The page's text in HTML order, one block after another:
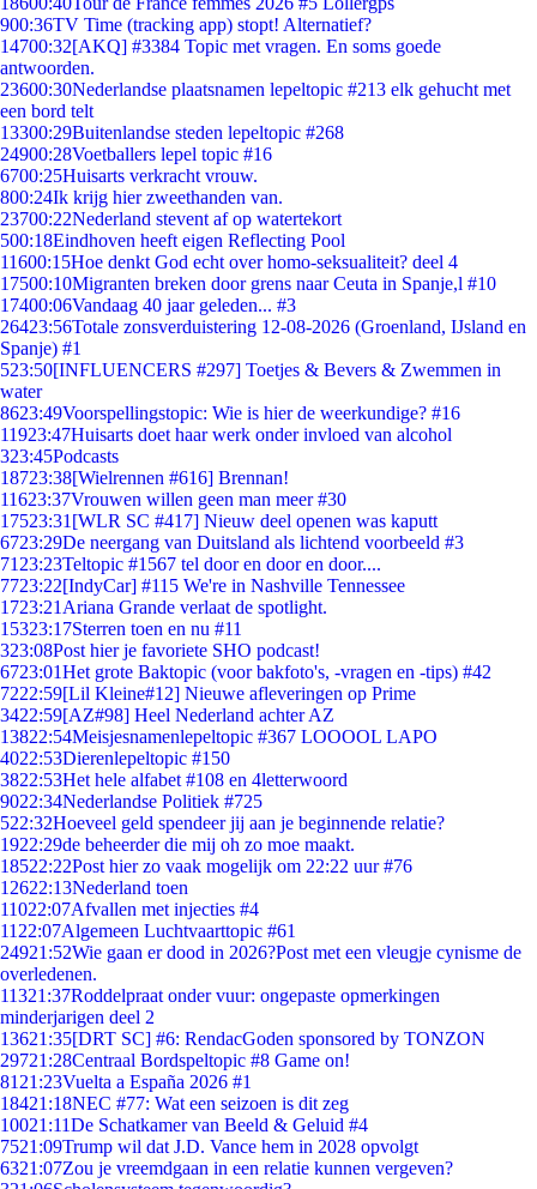
900:36TV Time (tracking app) stopt! Alternatief?
14700:32[AKQ] #3384 Topic met vragen. En soms goede
antwoorden.
23600:30Nederlandse plaatsnamen lepeltopic #213 elk gehucht met
een bord telt
13300:29Buitenlandse steden lepeltopic #268
24900:28Voetballers lepel topic #16
6700:25Huisarts verkracht vrouw.
800:24Ik krijg hier zweethanden van.
23700:22Nederland stevent af op watertekort
500:18Eindhoven heeft eigen Reflecting Pool
11600:15Hoe denkt God echt over homo-seksualiteit? deel 4
17500:10Migranten breken door grens naar Ceuta in Spanje,l #10
17400:06Vandaag 40 jaar geleden... #3
26423:56Totale zonsverduistering 12-08-2026 (Groenland, IJsland en
Spanje) #1
523:50[INFLUENCERS #297] Toetjes & Bevers & Zwemmen in
water
8623:49Voorspellingstopic: Wie is hier de weerkundige? #16
11923:47Huisarts doet haar werk onder invloed van alcohol
323:45Podcasts
18723:38[Wielrennen #616] Brennan!
11623:37Vrouwen willen geen man meer #30
17523:31 [WLR SC #417] Nieuw deel openen was kaputt
6723:29De neergang van Duitsland als lichtend voorbeeld #3
71 23:23Teltopic #1567 tel door en door en door....
7723:22[IndyCar] #115 We're in Nashville Tennessee
1723:21 Ariana Grande verlaat de spotlight.
15323:17Sterren toen en nu #11
323:08Post hier je favoriete SHO podcast!
6723:01Het grote Baktopic (voor bakfoto's, -vragen en -tips) #42
7222:59[Lil Kleine#12] Nieuwe afleveringen op Prime
3422:59[AZ#98] Heel Nederland achter AZ
13822:54Meisjesnamenlepeltopic #367 LOOOOL LAPO
4022:53Dierenlepeltopic #150
3822:53Het hele alfabet #108 en 4letterwoord
9022:34Nederlandse Politiek #725
522:32Hoeveel geld spendeer jij aan je beginnende relatie?
1922:29de beheerder die mij oh zo moe maakt.
18522:22Post hier zo vaak mogelijk om 22:22 uur #76
12622:13Nederland toen
11022:07Afvallen met injecties #4
11 22:07Algemeen Luchtvaarttopic #61
24921:52Wie gaan er dood in 2026?Post met een vleugje cynisme de
overledenen.
11321:37Roddelpraat onder vuur: ongepaste opmerkingen
minderjarigen deel 2
13621:35[DRT SC] #6: RendacGoden sponsored by TONZON
29721:28Centraal Bordspeltopic #8 Game on!
81 21:23Vuelta a España 2026 #1
18421:18NEC #77: Wat een seizoen is dit zeg
10021:11De Schatkamer van Beeld & Geluid #4
7521:09Trump wil dat J.D. Vance hem in 2028 opvolgt
6321:07Zou je vreemdgaan in een relatie kunnen vergeven?